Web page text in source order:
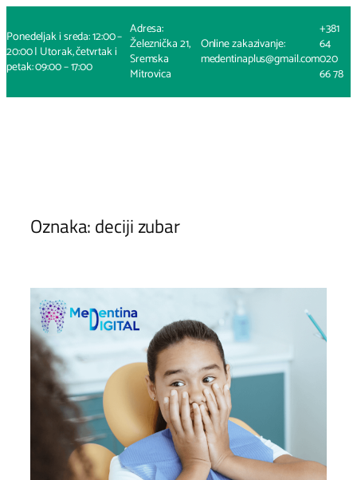
na
sadržaj
Ponedeljak i sreda: 12:00 –
20:00 | Utorak, četvrtak i
petak: 09:00 – 17:00
Adresa:
Železnička 21,
Sremska
Mitrovica
Online zakazivanje:
medentinaplus@gmail.com
+381
64
020
66 78
Oznaka: deciji zubar